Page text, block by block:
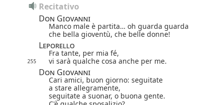
Recitativo
Don Giovanni
Manco male è partita… oh guarda guarda
che bella gioventù, che belle donne!
Leporello
Fra tante, per mia fé,
255 vi sarà qualche cosa anche per me.
Don Giovanni
Cari amici, buon giorno: seguitate
a stare allegramente,
seguitate a suonar, o buona gente.